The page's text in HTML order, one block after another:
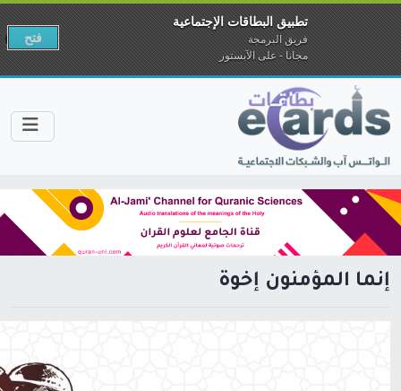
إنما المؤمنون إخوة
تطبيق البطاقات الإجتماعية
فريق البرمجة
مجانا - على الآبستور
فتح